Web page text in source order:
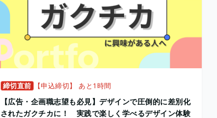
締切直前 【申込締切】 あと1時間
【広告・企画職志望も必見】デザインで圧倒的に差別化
されたガクチカに！ 実践で楽しく学べるデザイン体験